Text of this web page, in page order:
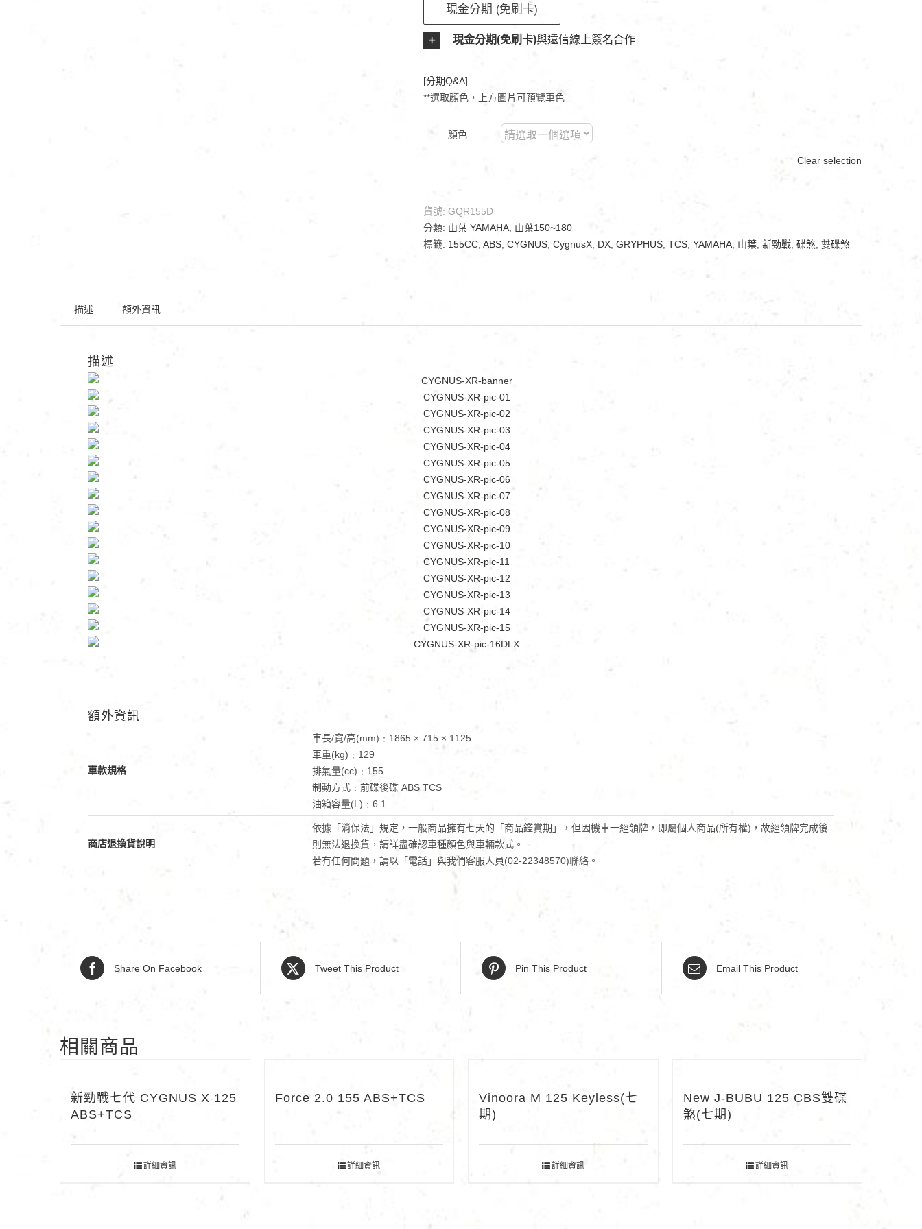
現金分期 (免刷卡)
現金分期(免刷卡)與遠信線上簽名合作
[分期Q&A]
**選取顏色，上方圖片可預覽車色
顏色
Clear selection
貨號: GQR155D
分類: 山葉 YAMAHA 山葉150~180
標籤: 155CC ABS CYGNUS CygnusX DX GRYPHUS TCS YAMAHA 山葉 新勁戰 碟煞 雙碟煞
描述 額外資訊
描述
額外資訊
車款規格
車長/寬/高(mm)﹕1865 × 715 × 1125
車重(kg)﹕129
排氣量(cc)﹕155
制動方式﹕前碟後碟 ABS TCS
油箱容量(L)﹕6.1
商店退換貨說明
依據「消保法」規定，一般商品擁有七天的「商品鑑賞期」，但因機車一經領牌，即屬個人商品(所有權)，故經領牌完成後
則無法退換貨，請詳盡確認車種顏色與車輛款式。
若有任何問題，請以「電話」與我們客服人員(02-22348570)聯絡。
Share On Facebook Tweet This Product Pin This Product Email This Product
相關商品
新勁戰七代 CYGNUS X 125
ABS+TCS
詳細資訊
Force 2.0 155 ABS+TCS
詳細資訊
Vinoora M 125 Keyless(七
期)
詳細資訊
New J-BUBU 125 CBS雙碟
煞(七期)
詳細資訊